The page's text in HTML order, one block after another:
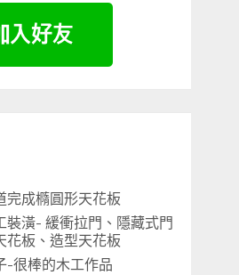
完成橢圓形天花板
裝潢- 緩衝拉門、隱藏式門
花板、造型天花板
-很棒的木工作品